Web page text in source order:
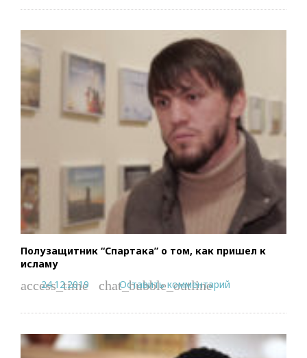
Полузащитник “Спартака” о том, как пришел к
исламу
access_time
24.12.2019 chat_bubble_outline
Оставить комментарий